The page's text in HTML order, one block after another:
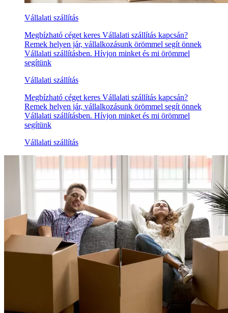
Vállalati szállítás
Megbízható céget keres Vállalati szállítás kapcsán?
Remek helyen jár, vállalkozásunk örömmel segít önnek
Vállalati szállításben. Hívjon minket és mi örömmel
segítünk
Vállalati szállítás
Megbízható céget keres Vállalati szállítás kapcsán?
Remek helyen jár, vállalkozásunk örömmel segít önnek
Vállalati szállításben. Hívjon minket és mi örömmel
segítünk
Vállalati szállítás